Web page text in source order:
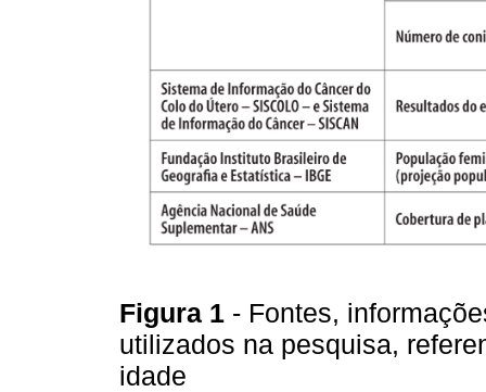
Figura 1 - Fontes,
utilizados na pesquisa,
idade